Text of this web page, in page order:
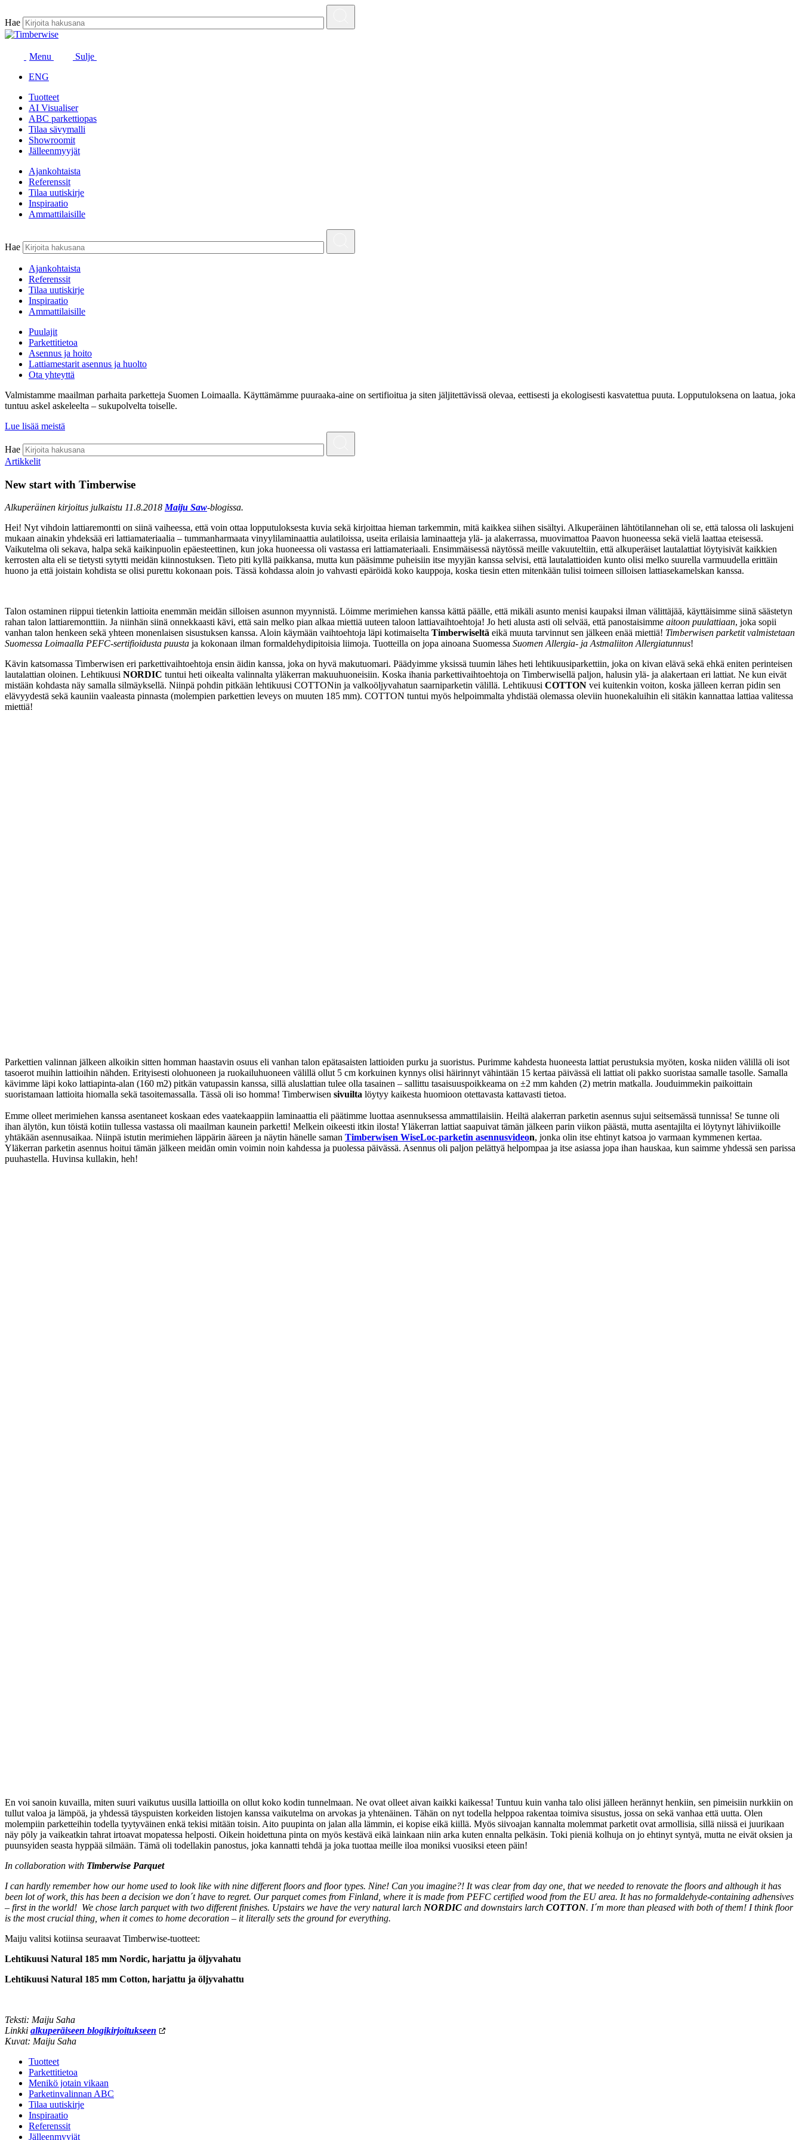
sisältöön
Hae
Menu
Sulje
ENG
Tuotteet
AI Visualiser
ABC parkettiopas
Tilaa sävymalli
Showroomit
Jälleenmyyjät
Ajankohtaista
Referenssit
Tilaa uutiskirje
Inspiraatio
Ammattilaisille
Hae
Ajankohtaista
Referenssit
Tilaa uutiskirje
Inspiraatio
Ammattilaisille
Puulajit
Parkettitietoa
Asennus ja hoito
Lattiamestarit asennus ja huolto
Ota yhteyttä
Valmistamme maailman parhaita parketteja Suomen Loimaalla. Käyttämämme puuraaka-aine on sertifioitua ja siten jäljitettävissä olevaa, eettisesti ja ekologisesti kasvatettua puuta. Lopputuloksena on laatua, joka
tuntuu askel askeleelta – sukupolvelta toiselle.
Lue lisää meistä
Hae
Artikkelit
New start with Timberwise
Alkuperäinen kirjoitus julkaistu 11.8.2018Maiju Saw-blogissa.
Hei! Nyt vihdoin lattiaremontti on siinä vaiheessa, että voin ottaa lopputuloksesta kuvia sekä kirjoittaa hieman tarkemmin, mitä kaikkea siihen sisältyi. Alkuperäinen lähtötilannehan oli se, että talossa oli laskujeni
mukaan ainakin yhdeksää eri lattiamateriaalia – tummanharmaata vinyylilaminaattia aulatiloissa, useita erilaisia laminaatteja ylä- ja alakerrassa, muovimattoa Paavon huoneessa sekä vielä laattaa eteisessä.
Vaikutelma oli sekava, halpa sekä kaikinpuolin epäesteettinen, kun joka huoneessa oli vastassa eri lattiamateriaali. Ensimmäisessä näytössä meille vakuuteltiin, että alkuperäiset lautalattiat löytyisivät kaikkien
kerrosten alta eli se tietysti sytytti meidän kiinnostuksen. Tieto piti kyllä paikkansa, mutta kun pääsimme puheisiin itse myyjän kanssa selvisi, että lautalattioiden kunto olisi melko suurella varmuudella erittäin
huono ja että joistain kohdista se olisi purettu kokonaan pois. Tässä kohdassa aloin jo vahvasti epäröidä koko kauppoja, koska tiesin etten mitenkään tulisi toimeen silloisen lattiasekamelskan kanssa.
Talon ostaminen riippui tietenkin lattioita enemmän meidän silloisen asunnon myynnistä. Löimme merimiehen kanssa kättä päälle, että mikäli asunto menisi kaupaksi ilman välittäjää, käyttäisimme siinä säästetyn
rahan talon lattiaremonttiin. Ja niinhän siinä onnekkaasti kävi, että sain melko pian alkaa miettiä uuteen taloon lattiavaihtoehtoja! Jo heti alusta asti oli selvää, että panostaisimme aitoon puulattiaan, joka sopii
vanhan talon henkeen sekä yhteen monenlaisen sisustuksen kanssa. Aloin käymään vaihtoehtoja läpi kotimaiselta Timberwiseltä eikä muuta tarvinnut sen jälkeen enää miettiä! Timberwisen parketit valmistetaan
Suomessa Loimaalla PEFC-sertifioidusta puusta ja kokonaan ilman formaldehydipitoisia liimoja. Tuotteilla on jopa ainoana Suomessa Suomen Allergia- ja Astmaliiton Allergiatunnus!
Kävin katsomassa Timberwisen eri parkettivaihtoehtoja ensin äidin kanssa, joka on hyvä makutuomari. Päädyimme yksissä tuumin lähes heti lehtikuusiparkettiin, joka on kivan elävä sekä ehkä eniten perinteisen
lautalattian oloinen. Lehtikuusi NORDIC tuntui heti oikealta valinnalta yläkerran makuuhuoneisiin. Koska ihania parkettivaihtoehtoja on Timberwisellä paljon, halusin ylä- ja alakertaan eri lattiat. Ne kun eivät
mistään kohdasta näy samalla silmäyksellä. Niinpä pohdin pitkään lehtikuusi COTTONin ja valkoöljyvahatun saarniparketin välillä. Lehtikuusi COTTON vei kuitenkin voiton, koska jälleen kerran pidin sen
elävyydestä sekä kauniin vaaleasta pinnasta (molempien parkettien leveys on muuten 185 mm). COTTON tuntui myös helpoimmalta yhdistää olemassa oleviin huonekaluihin eli sitäkin kannattaa lattiaa valitessa
miettiä!
Parkettien valinnan jälkeen alkoikin sitten homman haastavin osuus eli vanhan talon epätasaisten lattioiden purku ja suoristus. Purimme kahdesta huoneesta lattiat perustuksia myöten, koska niiden välillä oli isot
tasoerot muihin lattioihin nähden. Erityisesti olohuoneen ja ruokailuhuoneen välillä ollut 5 cm korkuinen kynnys olisi häirinnyt vähintään 15 kertaa päivässä eli lattiat oli pakko suoristaa samalle tasolle. Samalla
kävimme läpi koko lattiapinta-alan (160 m2) pitkän vatupassin kanssa, sillä aluslattian tulee olla tasainen – sallittu tasaisuuspoikkeama on ±2 mm kahden (2) metrin matkalla. Jouduimmekin paikoittain
suoristamaan lattioita hiomalla sekä tasoitemassalla. Tässä oli iso homma! Timberwisen sivuilta löytyy kaikesta huomioon otettavasta kattavasti tietoa.
Emme olleet merimiehen kanssa asentaneet koskaan edes vaatekaappiin laminaattia eli päätimme luottaa asennuksessa ammattilaisiin. Heiltä alakerran parketin asennus sujui seitsemässä tunnissa! Se tunne oli
ihan älytön, kun töistä kotiin tullessa vastassa oli maailman kaunein parketti! Melkein oikeesti itkin ilosta! Yläkerran lattiat saapuivat tämän jälkeen parin viikon päästä, mutta asentajilta ei löytynyt lähiviikoille
yhtäkään asennusaikaa. Niinpä istutin merimiehen läppärin ääreen ja näytin hänelle saman Timberwisen WiseLoc-parketin asennusvideon, jonka olin itse ehtinyt katsoa jo varmaan kymmenen kertaa.
Yläkerran parketin asennus hoitui tämän jälkeen meidän omin voimin noin kahdessa ja puolessa päivässä. Asennus oli paljon pelättyä helpompaa ja itse asiassa jopa ihan hauskaa, kun saimme yhdessä sen parissa
puuhastella. Huvinsa kullakin, heh!
En voi sanoin kuvailla, miten suuri vaikutus uusilla lattioilla on ollut koko kodin tunnelmaan. Ne ovat olleet aivan kaikki kaikessa! Tuntuu kuin vanha talo olisi jälleen herännyt henkiin, sen pimeisiin nurkkiin on
tullut valoa ja lämpöä, ja yhdessä täyspuisten korkeiden listojen kanssa vaikutelma on arvokas ja yhtenäinen. Tähän on nyt todella helppoa rakentaa toimiva sisustus, jossa on sekä vanhaa että uutta. Olen
molempiin parketteihin todella tyytyväinen enkä tekisi mitään toisin. Aito puupinta on jalan alla lämmin, ei kopise eikä kiillä. Myös siivoajan kannalta molemmat parketit ovat armollisia, sillä niissä ei juurikaan
näy pöly ja vaikeatkin tahrat irtoavat mopatessa helposti. Oikein hoidettuna pinta on myös kestävä eikä lainkaan niin arka kuten ennalta pelkäsin. Toki pieniä kolhuja on jo ehtinyt syntyä, mutta ne eivät oksien ja
puunsyiden seasta hyppää silmään. Tämä oli todellakin panostus, joka kannatti tehdä ja joka tuottaa meille iloa moniksi vuosiksi eteen päin!
In collaboration with Timberwise Parquet
I can hardly remember how our home used to look like with nine different floors and floor types. Nine! Can you imagine?! It was clear from day one, that we needed to renovate the floors and although it has
been lot of work, this has been a decision we don´t have to regret. Our parquet comes from Finland, where it is made from PEFC certified wood from the EU area. It has no formaldehyde-containing adhensives
– first in the world! We chose larch parquet with two different finishes. Upstairs we have the very natural larch NORDIC and downstairs larch COTTON. I´m more than pleased with both of them! I think floor
is the most crucial thing, when it comes to home decoration – it literally sets the ground for everything.
Maiju valitsi kotiinsa seuraavat Timberwise-tuotteet:
Lehtikuusi Natural 185 mm Nordic, harjattu ja öljyvahatu
Lehtikuusi Natural 185 mm Cotton, harjattu ja öljyvahattu
Teksti: Maiju Saha
Linkki alkuperäiseen blogikirjoitukseen
Kuvat: Maiju Saha
Tuotteet
Parkettitietoa
Menikö jotain vikaan
Parketinvalinnan ABC
Tilaa uutiskirje
Inspiraatio
Referenssit
Jälleenmyyjät